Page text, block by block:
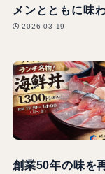
メンとともに味
2026-03-19
創業50年の味を